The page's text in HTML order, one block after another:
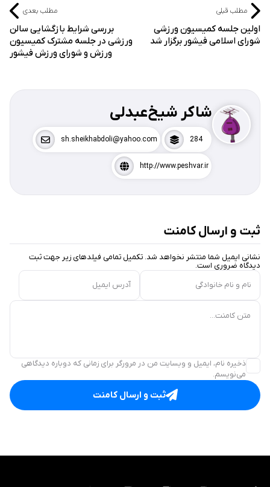
مطلب قبلی
اولین جلسه کمیسیون ورزشی
شورای اسلامی فیشور برگزار شد
مطلب بعدی
بررسی شرایط بازگشایی سالن
ورزشی در جلسه مشترک کمیسیون
ورزش و شورای ورزش فیشور
شاکر شیخ‌عبدلی
284
sh.sheikhabdoli@yahoo.com
http://www.peshvar.ir
ثبت و ارسال کامنت
نشانی ایمیل شما منتشر نخواهد شد. تکمیل تمامی فیلد‌های زیر جهت ثبت
دیدگاه ضروری است.
نام و نام خانوادگی
آدرس ایمیل
متن کامنت...
ذخیره نام، ایمیل و وبسایت من در مرورگر برای زمانی که دوباره دیدگاهی
می‌نویسم.
ثبت و ارسال کامنت